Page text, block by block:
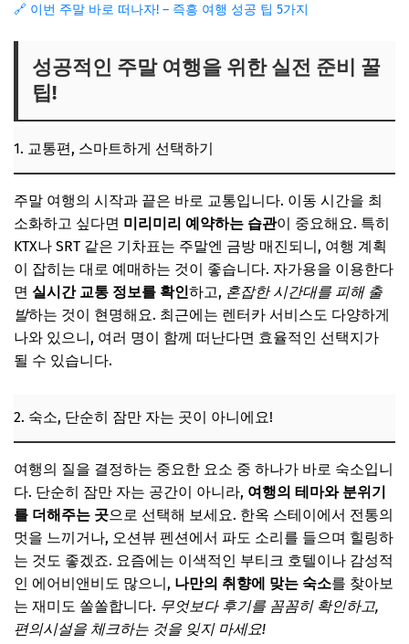
🔗 이번 주말 바로 떠나자! – 즉흥 여행 성공 팁 5가지
성공적인 주말 여행을 위한 실전 준비 꿀
팁!
1. 교통편, 스마트하게 선택하기
주말 여행의 시작과 끝은 바로 교통입니다. 이동 시간을 최
소화하고 싶다면 미리미리 예약하는 습관이 중요해요. 특히
KTX나 SRT 같은 기차표는 주말엔 금방 매진되니, 여행 계획
이 잡히는 대로 예매하는 것이 좋습니다. 자가용을 이용한다
면 실시간 교통 정보를 확인하고, 혼잡한 시간대를 피해 출
발하는 것이 현명해요. 최근에는 렌터카 서비스도 다양하게
나와 있으니, 여러 명이 함께 떠난다면 효율적인 선택지가
될 수 있습니다.
2. 숙소, 단순히 잠만 자는 곳이 아니에요!
여행의 질을 결정하는 중요한 요소 중 하나가 바로 숙소입니
다. 단순히 잠만 자는 공간이 아니라, 여행의 테마와 분위기
를 더해주는 곳으로 선택해 보세요. 한옥 스테이에서 전통의
멋을 느끼거나, 오션뷰 펜션에서 파도 소리를 들으며 힐링하
는 것도 좋겠죠. 요즘에는 이색적인 부티크 호텔이나 감성적
인 에어비앤비도 많으니, 나만의 취향에 맞는 숙소를 찾아보
는 재미도 쏠쏠합니다. 무엇보다 후기를 꼼꼼히 확인하고,
편의시설을 체크하는 것을 잊지 마세요!